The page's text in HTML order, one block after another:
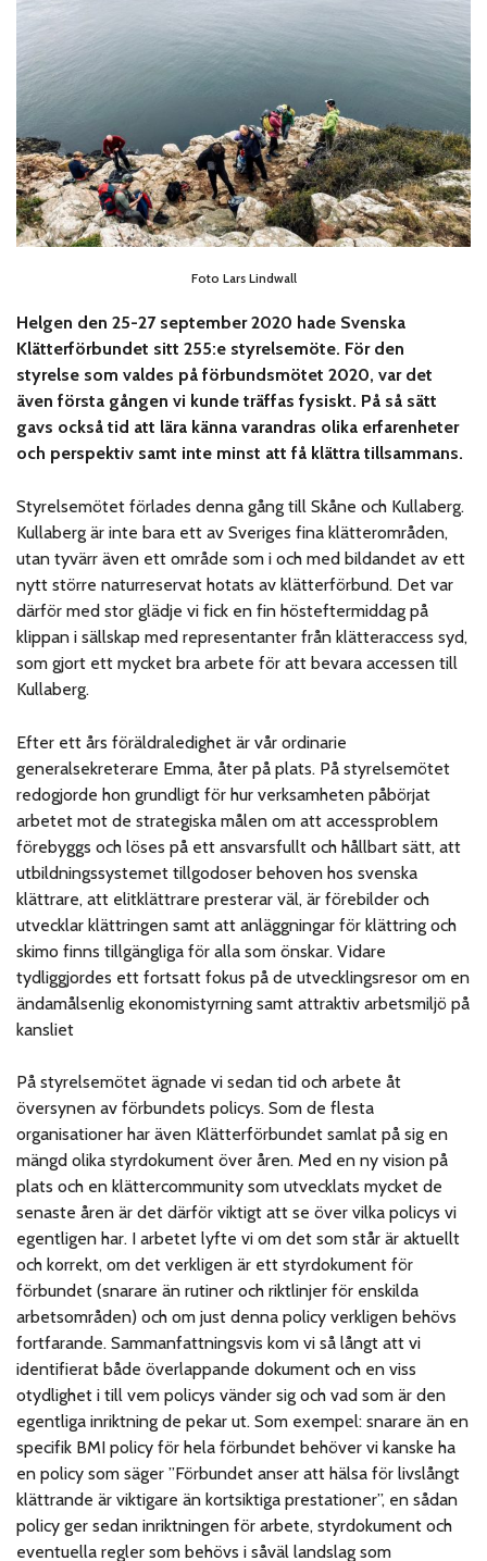
Foto Lars Lindwall
Helgen den 25-27 september 2020 hade Svenska
Klätterförbundet sitt 255:e styrelsemöte. För den
styrelse som valdes på förbundsmötet 2020, var det
även första gången vi kunde träffas fysiskt. På så sätt
gavs också tid att lära känna varandras olika erfarenheter
och perspektiv samt inte minst att få klättra tillsammans.
Styrelsemötet förlades denna gång till Skåne och Kullaberg.
Kullaberg är inte bara ett av Sveriges fina klätterområden,
utan tyvärr även ett område som i och med bildandet av ett
nytt större naturreservat hotats av klätterförbund. Det var
därför med stor glädje vi fick en fin hösteftermiddag på
klippan i sällskap med representanter från klätteraccess syd,
som gjort ett mycket bra arbete för att bevara accessen till
Kullaberg.
Efter ett års föräldraledighet är vår ordinarie
generalsekreterare Emma, åter på plats. På styrelsemötet
redogjorde hon grundligt för hur verksamheten påbörjat
arbetet mot de strategiska målen om att accessproblem
förebyggs och löses på ett ansvarsfullt och hållbart sätt, att
utbildningssystemet tillgodoser behoven hos svenska
klättrare, att elitklättrare presterar väl, är förebilder och
utvecklar klättringen samt att anläggningar för klättring och
skimo finns tillgängliga för alla som önskar. Vidare
tydliggjordes ett fortsatt fokus på de utvecklingsresor om en
ändamålsenlig ekonomistyrning samt attraktiv arbetsmiljö på
kansliet
På styrelsemötet ägnade vi sedan tid och arbete åt
översynen av förbundets policys. Som de flesta
organisationer har även Klätterförbundet samlat på sig en
mängd olika styrdokument över åren. Med en ny vision på
plats och en klättercommunity som utvecklats mycket de
senaste åren är det därför viktigt att se över vilka policys vi
egentligen har. I arbetet lyfte vi om det som står är aktuellt
och korrekt, om det verkligen är ett styrdokument för
förbundet (snarare än rutiner och riktlinjer för enskilda
arbetsområden) och om just denna policy verkligen behövs
fortfarande. Sammanfattningsvis kom vi så långt att vi
identifierat både överlappande dokument och en viss
otydlighet i till vem policys vänder sig och vad som är den
egentliga inriktning de pekar ut. Som exempel: snarare än en
specifik BMI policy för hela förbundet behöver vi kanske ha
en policy som säger ”Förbundet anser att hälsa för livslångt
klättrande är viktigare än kortsiktiga prestationer”, en sådan
policy ger sedan inriktningen för arbete, styrdokument och
eventuella regler som behövs i såväl landslag som